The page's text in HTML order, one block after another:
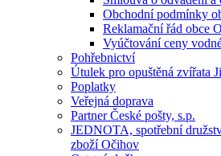
Obchodní podmínky
Reklamační řád obce
Vyúčtování ceny
Pohřebnictví
Útulek pro opuštěná zvířata
Poplatky
Veřejná doprava
Partner České pošty, s.p.
JEDNOTA, spotřební
zboží Očihov